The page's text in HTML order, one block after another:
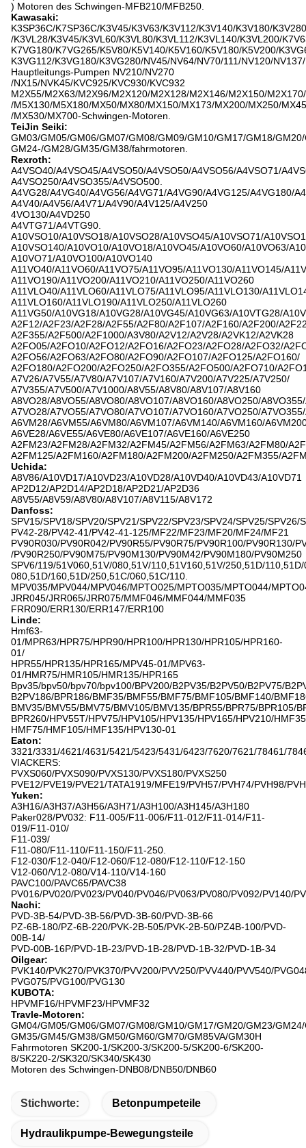
) Motoren des Schwingen-MFB210/MFB250.
Kawasaki:
K3SP36C/K7SP36C/K3V45/K3V63/K3V112/K3V140/K3V180/K3V280
/K3VL28/K3V45/K3VL60/K3VL80/K3VL112/K3VL140/K3VL200/
K7VG180/K7VG265/K5V80/K5V140/K5V160/K5V180/K5V200/
K3VG112/K3VG180/K3VG280/NV45/NV64/NV70/111/NV120/
Hauptleitungs-Pumpen NV210/NV270
/NX15/NVK45/KVC925/KVC930/KVC932
M2X55/M2X63/M2X96/M2X120/M2X128/M2X146/M2X150/
/M5X130/M5X180/MX50/MX80/MX150/MX173/MX200/MX250/
/MX530/MX700-Schwingen-Motoren.
TeiJin Seiki:
GM03/GM05/GM06/GM07/GM08/GM09/GM10/GM17/GM18/
GM24-/GM28/GM35/GM38/fahrmotoren.
Rexroth:
A4VSO40/A4VSO45/A4VSO50/A4VSO50/A4VSO56/A4VSO71/
A4VSO250/A4VSO355/A4VSO500.
A4VG28/A4VG40/A4VG56/A4VG71/A4VG90/A4VG125/A4VG180/
A4V40/A4V56/A4V71/A4V90/A4V125/A4V250
4VO130/A4VD250
A4VTG71/A4VTG90.
A10VSO10/A10VSO18/A10VSO28/A10VSO45/A10VSO71/
A10VSO140/A10VO10/A10VO18/A10VO45/A10VO60/A10VO63/
A10VO71/A10VO100/A10VO140
A11VO40/A11VO60/A11VO75/A11VO95/A11VO130/A11VO145/
A11VO190/A11VO200/A11VO210/A11VO250/A11VO260
A11VLO40/A11VLO60/A11VLO75/A11VLO95/A11VLO130/
A11VLO160/A11VLO190/A11VLO250/A11VLO260
A11VG50/A10VG18/A10VG28/A10VG45/A10VG63/A10VTG28/
A2F12/A2F23/A2F28/A2F55/A2F80/A2F107/A2F160/A2F200/
A2F355/A2F500/A2F1000/A3V80/A2V12/A2V28/A2VK12/A2VK28
A2FO05/A2FO10/A2FO12/A2FO16/A2FO23/A2FO28/A2FO32/
A2FO56/A2FO63/A2FO80/A2FO90/A2FO107/A2FO125/A2FO160/
A2FO180/A2FO200/A2FO250/A2FO355/A2FO500/A2FO710/
A7V26/A7V55/A7V80/A7V107/A7V160/A7V200/A7V225/A7V250/
A7V355/A7V500/A7V1000/A8V55/A8V80/A8V107/A8V160
A8VO28/A8VO55/A8VO80/A8VO107/A8VO160/A8VO250/
A7VO28/A7VO55/A7VO80/A7VO107/A7VO160/A7VO250/
A6VM28/A6VM55/A6VM80/A6VM107/A6VM140/A6VM160/
A6VE28/A6VE55/A6VE80/A6VE107/A6VE160/A6VE250
A2FM23/A2FM28/A2FM32/A2FM45/A2FM56/A2FM63/A2FM80/
A2FM125/A2FM160/A2FM180/A2FM200/A2FM250/A2FM355/
Uchida:
A8V86/A10VD17/A10VD23/A10VD28/A10VD40/A10VD43/A10VD71
AP2D12/AP2D14/AP2D18/AP2D21/AP2D36
A8V55/A8V59/A8V80/A8V107/A8V115/A8V172
Danfoss:
SPV15/SPV18/SPV20/SPV21/SPV22/SPV23/SPV24/SPV25/SPV26/
PV42-28/PV42-41/PV42-41-125/MF22/MF23/MF20/MF24/MF21
PV90R030/PV90R042/PV90R55/PV90R75/PV90R100/PV90R130/
/PV90R250/PV90M75/PV90M130/PV90M42/PV90M180/PV90M250
SPV6/119/51V060,51V/080,51V/110,51V160,51V/250,51D/
080,51D/160,51D/250,51C/060,51C/110.
MPV035/MPV044/MPV046/MPTO025/MPTO035/MPTO044/
JRR045/JRR065/JRR075/MMF046/MMF044/MMF035
FRR090/ERR130/ERR147/ERR100
Linde:
Hmf63-
01/MPR63/HPR75/HPR90/HPR100/HPR130/HPR105/HPR160-
01/
HPR55/HPR135/HPR165/MPV45-01/MPV63-
01/HMR75/HMR105/HMR135/HPR165
Bpv35/bpv50/bpv70/bpv100/BPV200/B2PV35/B2PV50/B2PV75/
B2PV186/BPR186/BMF35/BMF55/BMF75/BMF105/BMF140/
BMV35/BMV55/BMV75/BMV105/BMV135/BPR55/BPR75/BPR105/
BPR260/HPV55T/HPV75/HPV105/HPV135/HPV165/HPV210/
HMF75/HMF105/HMF135/HPV130-01
Eaton:
3321/3331/4621/4631/5421/5423/5431/6423/7620/7621/78461/
VIACKERS:
PVXS060/PVXS090/PVXS130/PVXS180/PVXS250
PVE12/PVE19/PVE21/TATA1919/MFE19/PVH57/PVH74/PVH98/
Yuken:
A3H16/A3H37/A3H56/A3H71/A3H100/A3H145/A3H180
Paker028/PV032: F11-005/F11-006/F11-012/F11-014/F11-
019/F11-010/
F11-039/
F11-080/F11-110/F11-150/F11-250.
F12-030/F12-040/F12-060/F12-080/F12-110/F12-150
V12-060/V12-080/V14-110/V14-160
PAVC100/PAVC65/PAVC38
PV016/PV020/PV023/PV040/PV046/PV063/PV080/PV092/PV140/
Nachi:
PVD-3B-54/PVD-3B-56/PVD-3B-60/PVD-3B-66
PZ-6B-180/PZ-6B-220/PVK-2B-505/PVK-2B-50/PZ4B-100/PVD-
00B-14/
PVD-00B-16P/PVD-1B-23/PVD-1B-28/PVD-1B-32/PVD-1B-34
Oilgear:
PVK140/PVK270/PVK370/PVV200/PVV250/PVV440/PVV540/
PVG075/PVG100/PVG130
KUBOTA:
HPVMF16/HPVMF23/HPVMF32
Travle-Motoren:
GM04/GM05/GM06/GM07/GM08/GM10/GM17/GM20/GM23/
GM35/GM45/GM38/GM50/GM60/GM70/GM85VA/GM30H
Fahrmotoren SK200-1/SK200-3/SK200-5/SK200-6/SK200-
8/SK220-2/SK320/SK340/SK430
Motoren des Schwingen-DNB08/DNB50/DNB60
Stichworte: Betonpumpeteile
Hydraulikpumpe-Bewegungsteile